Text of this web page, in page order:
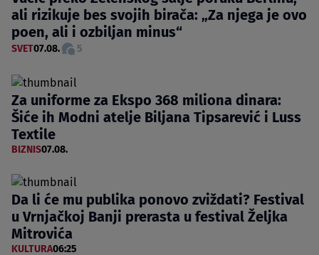
ali rizikuje bes svojih birača: „Za njega je ovo
poen, ali i ozbiljan minus“
SVET07.08. 5
Za uniforme za Ekspo 368 miliona dinara:
Šiće ih Modni atelje Biljana Tipsarević i Luss
Textile
BIZNIS07.08.
Da li će mu publika ponovo zviždati? Festival
u Vrnjačkoj Banji prerasta u festival Željka
Mitrovića
KULTURA06:25